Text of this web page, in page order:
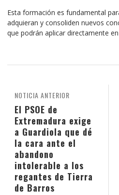
Esta formación es fundamental
adquieran y consoliden nuevos
que podrán aplicar directamente
NOTICIA ANTERIOR
El PSOE de
Extremadura exige
a Guardiola que dé
la cara ante el
abandono
intolerable a los
regantes de Tierra
de Barros